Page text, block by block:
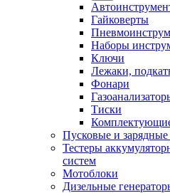
Гайковерты
Наборы
Ключи
Лежаки,
Фонари
Тиски
Пусковые и зарядные
Тестеры
систем
Мотоблоки
Дизельные